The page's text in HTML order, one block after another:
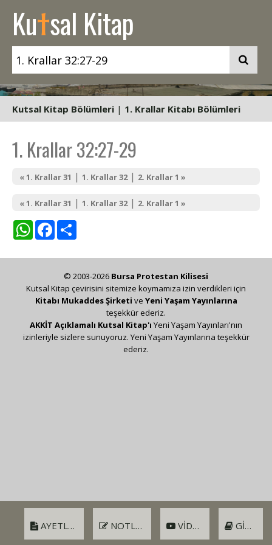
Kutsal Kitap
Kutsal Kitap Bölümleri | 1. Krallar Kitabı Bölümleri
1. Krallar 32:27-29
« 1. Krallar 31 | 1. Krallar 32| 2. Krallar 1 »
« 1. Krallar 31 | 1. Krallar 32| 2. Krallar 1 »
WhatsAppFacebook
AYETLER NOTLAR VIDEO GIRIŞ
© 2003-2026 Bursa Protestan Kilisesi
Kutsal Kitap çevirisini sitemize koymamıza izin verdikleri için
Kitabı Mukaddes Şirketi ve Yeni Yaşam Yayınlarına
teşekkür ederiz.
AKKİT Açıklamalı Kutsal Kitap'ı Yeni Yaşam Yayınları'nın
izinleriyle sizlere sunuyoruz. Yeni Yaşam Yayınlarına teşekkür
ederiz.